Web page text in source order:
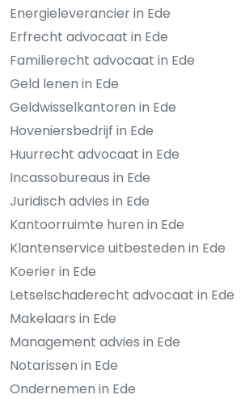
Energieleverancier in Ede
Erfrecht advocaat in Ede
Familierecht advocaat in Ede
Geld lenen in Ede
Geldwisselkantoren in Ede
Hoveniersbedrijf in Ede
Huurrecht advocaat in Ede
Incassobureaus in Ede
Juridisch advies in Ede
Kantoorruimte huren in Ede
Klantenservice uitbesteden in Ede
Koerier in Ede
Letselschaderecht advocaat in Ede
Makelaars in Ede
Management advies in Ede
Notarissen in Ede
Ondernemen in Ede